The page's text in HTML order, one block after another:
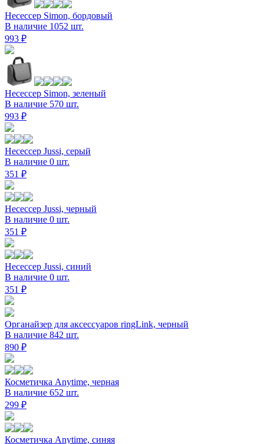
Несессер Simon, бордовый
В наличие 1052 шт.
993 ₽
Несессер Simon, зеленый
В наличие 570 шт.
993 ₽
Несессер Jussi, серый
В наличие 0 шт.
351 ₽
Несессер Jussi, черный
В наличие 0 шт.
351 ₽
Несессер Jussi, синий
В наличие 0 шт.
351 ₽
Органайзер для аксессуаров ringLink, черный
В наличие 842 шт.
890 ₽
Косметичка Anytime, черная
В наличие 652 шт.
299 ₽
Косметичка Anytime, синяя